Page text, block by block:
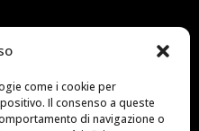
come i cookie per
Il consenso a queste
di navigazione o